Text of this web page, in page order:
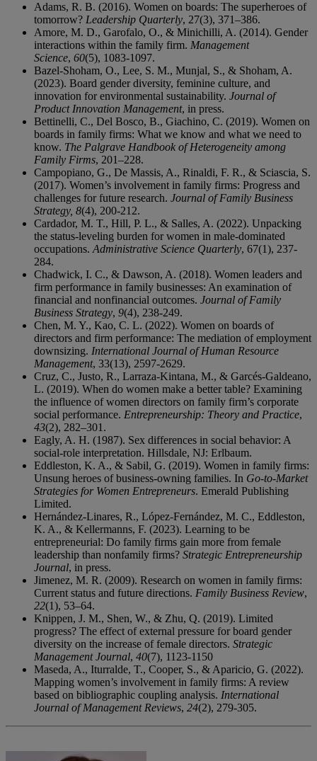
Adams, R. B. (2016). Women on boards: The superheroes of
tomorrow? Leadership Quarterly, 27(3), 371–386.
Amore, M. D., Garofalo, O., & Minichilli, A. (2014). Gender
interactions within the family firm. Management
Science, 60(5), 1083-1097.
Bazel‐Shoham, O., Lee, S. M., Munjal, S., & Shoham, A.
(2023). Board gender diversity, feminine culture, and
innovation for environmental sustainability. Journal of
Product Innovation Management, in press.
Bettinelli, C., Del Bosco, B., Giachino, C. (2019). Women on
boards in family firms: What we know and what we need to
know. The Palgrave Handbook of Heterogeneity among
Family Firms, 201–228.
Campopiano, G., De Massis, A., Rinaldi, F. R., & Sciascia, S.
(2017). Women’s involvement in family firms: Progress and
challenges for future research. Journal of Family Business
Strategy, 8(4), 200-212.
Cardador, M. T., Hill, P. L., & Salles, A. (2022). Unpacking
the status-leveling burden for women in male-dominated
occupations. Administrative Science Quarterly, 67(1), 237-
284.
Chadwick, I. C., & Dawson, A. (2018). Women leaders and
firm performance in family businesses: An examination of
financial and nonfinancial outcomes. Journal of Family
Business Strategy, 9(4), 238-249.
Chen, M. Y., Kao, C. L. (2022). Women on boards of
directors and firm performance: The mediation of employment
downsizing. International Journal of Human Resource
Management, 33(13), 2597-2629.
Cruz, C., Justo, R., Larraza-Kintana, M., & Garcés-Galdeano,
L. (2019). When do women make a better table? Examining
the influence of women directors on family firm’s corporate
social performance. Entrepreneurship: Theory and Practice,
43(2), 282–301.
Eagly, A. H. (1987). Sex differences in social behavior: A
social-role interpretation. Hillsdale, NJ: Erlbaum.
Eddleston, K. A., & Sabil, G. (2019). Women in family firms:
Unsung heroes of business-owning families. In Go-to-Market
Strategies for Women Entrepreneurs. Emerald Publishing
Limited.
Hernández‐Linares, R., López‐Fernández, M. C., Eddleston,
K. A., & Kellermanns, F. (2023). Learning to be
entrepreneurial: Do family firms gain more from female
leadership than nonfamily firms? Strategic Entrepreneurship
Journal, in press.
Jimenez, M. R. (2009). Research on women in family firms:
Current status and future directions. Family Business Review,
22(1), 53–64.
Knippen, J. M., Shen, W., & Zhu, Q. (2019). Limited
progress? The effect of external pressure for board gender
diversity on the increase of female directors. Strategic
Management Journal, 40(7), 1123-1150
Maseda, A., Iturralde, T., Cooper, S., & Aparicio, G. (2022).
Mapping women’s involvement in family firms: A review
based on bibliographic coupling analysis. International
Journal of Management Reviews, 24(2), 279-305.